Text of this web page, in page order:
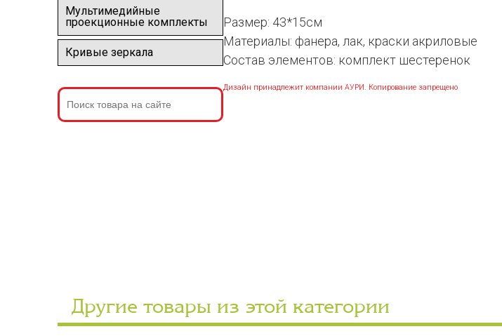
Мультимедийные
проекционные комплекты
Кривые зеркала
Размер: 43*15см
Материалы: фанера, лак, краски акриловые
Состав элементов: комплект шестеренок
Дизайн принадлежит компании АУРИ. Копирование запрещено
Другие товары из этой категории